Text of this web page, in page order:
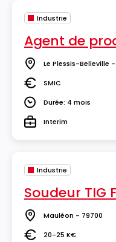
Industrie
Agent de
Lieu Le Plessis-Belleville
Salaire
SMIC
DuréeDurée: 4 mois
TypeInterim
Industrie
Soudeur TIG
Lieu Mauléon - 79700
20-25 K€